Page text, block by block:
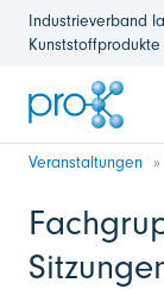
Industrieverband
Veranstaltungen